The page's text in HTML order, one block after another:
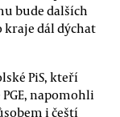
bude dalších
kraje dál dýchat
PiS, kteří
napomohli
i čeští